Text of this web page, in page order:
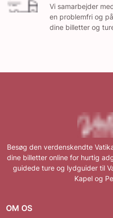
Vi samarbejder
en problemfri og
dine billetter og
Besøg den verdenskendte
dine billetter online for hurtig
guidede ture og lydguider til
Kapel og
OM OS